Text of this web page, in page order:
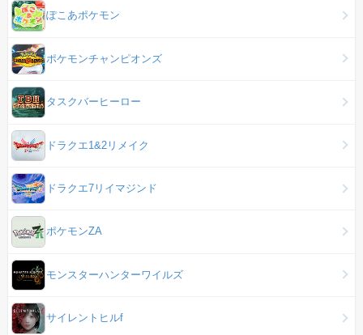
ぽこあポケモン
ポケモンチャンピオンズ
タスクバーヒーロー
ドラクエ1&2リメイク
ドラクエ7リイマジンド
ポケモンZA
モンスターハンターワイルズ
サイレントヒルf